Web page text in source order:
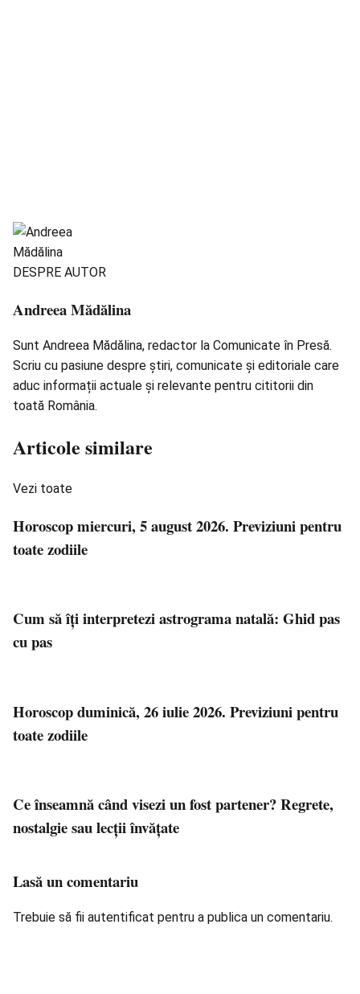
DESPRE AUTOR
Andreea Mădălina
Sunt Andreea Mădălina, redactor la Comunicate în Presă.
Scriu cu pasiune despre știri, comunicate și editoriale care
aduc informații actuale și relevante pentru cititorii din
toată România.
Articole similare
Vezi toate
Horoscop miercuri, 5 august 2026. Previziuni pentru
toate zodiile
Cum să îți interpretezi astrograma natală: Ghid pas
cu pas
Horoscop duminică, 26 iulie 2026. Previziuni pentru
toate zodiile
Ce înseamnă când visezi un fost partener? Regrete,
nostalgie sau lecții învățate
Lasă un comentariu
Trebuie să fii autentificat pentru a publica un comentariu.